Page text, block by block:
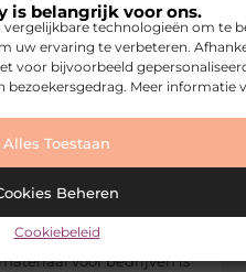
is belangrijk voor ons.
technologieën om te
uw ervaring te verbeteren.
voor bijvoorbeeld
bezoekersgedrag. Meer informatie
Alles Toestaan
Beheren
Cookiebeleid
MARKETING
versus
voor bedrijven is